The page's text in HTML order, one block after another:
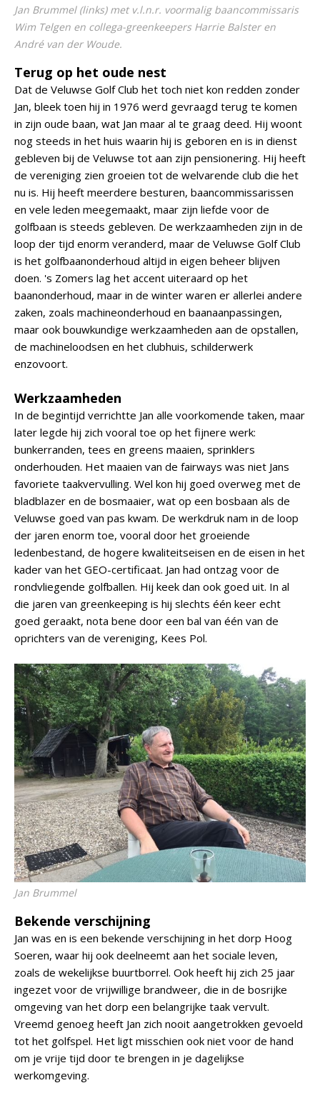
Jan Brummel (links) met v.l.n.r. voormalig baancommissaris
Wim Telgen en collega-greenkeepers Harrie Balster en
André van der Woude.
Terug op het oude nest
Dat de Veluwse Golf Club het toch niet kon redden zonder
Jan, bleek toen hij in 1976 werd gevraagd terug te komen
in zijn oude baan, wat Jan maar al te graag deed. Hij woont
nog steeds in het huis waarin hij is geboren en is in dienst
gebleven bij de Veluwse tot aan zijn pensionering. Hij heeft
de vereniging zien groeien tot de welvarende club die het
nu is. Hij heeft meerdere besturen, baancommissarissen
en vele leden meegemaakt, maar zijn liefde voor de
golfbaan is steeds gebleven. De werkzaamheden zijn in de
loop der tijd enorm veranderd, maar de Veluwse Golf Club
is het golfbaanonderhoud altijd in eigen beheer blijven
doen. 's Zomers lag het accent uiteraard op het
baanonderhoud, maar in de winter waren er allerlei andere
zaken, zoals machineonderhoud en baanaanpassingen,
maar ook bouwkundige werkzaamheden aan de opstallen,
de machineloodsen en het clubhuis, schilderwerk
enzovoort.
Werkzaamheden
In de begintijd verrichtte Jan alle voorkomende taken, maar
later legde hij zich vooral toe op het fijnere werk:
bunkerranden, tees en greens maaien, sprinklers
onderhouden. Het maaien van de fairways was niet Jans
favoriete taakvervulling. Wel kon hij goed overweg met de
bladblazer en de bosmaaier, wat op een bosbaan als de
Veluwse goed van pas kwam. De werkdruk nam in de loop
der jaren enorm toe, vooral door het groeiende
ledenbestand, de hogere kwaliteitseisen en de eisen in het
kader van het GEO-certificaat. Jan had ontzag voor de
rondvliegende golfballen. Hij keek dan ook goed uit. In al
die jaren van greenkeeping is hij slechts één keer echt
goed geraakt, nota bene door een bal van één van de
oprichters van de vereniging, Kees Pol.
Jan Brummel
Bekende verschijning
Jan was en is een bekende verschijning in het dorp Hoog
Soeren, waar hij ook deelneemt aan het sociale leven,
zoals de wekelijkse buurtborrel. Ook heeft hij zich 25 jaar
ingezet voor de vrijwillige brandweer, die in de bosrijke
omgeving van het dorp een belangrijke taak vervult.
Vreemd genoeg heeft Jan zich nooit aangetrokken gevoeld
tot het golfspel. Het ligt misschien ook niet voor de hand
om je vrije tijd door te brengen in je dagelijkse
werkomgeving.